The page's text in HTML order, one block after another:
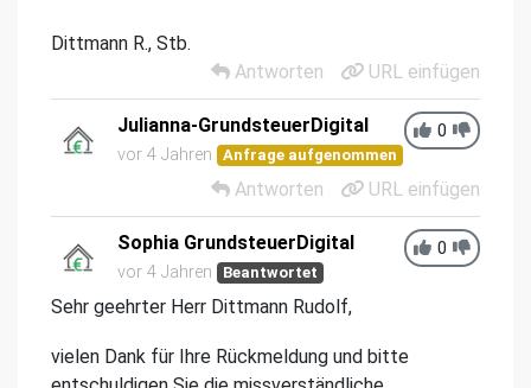
Dittmann R., Stb.
Antworten
URL einfügen
0
Julianna-GrundsteuerDigital
vor 4 Jahren Anfrage aufgenommen
Antworten URL einfügen
0
Sophia GrundsteuerDigital
vor 4 Jahren Beantwortet
Sehr geehrter Herr Dittmann Rudolf,
vielen Dank für Ihre Rückmeldung und bitte